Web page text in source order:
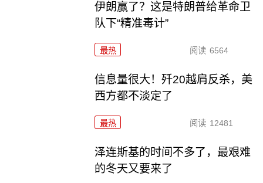
伊朗赢了？这是特朗普给革命卫
队下“精准毒计”
最热 阅读 6564
信息量很大！歼20越肩反杀，美
西方都不淡定了
最热 阅读 12481
泽连斯基的时间不多了，最艰难
的冬天又要来了